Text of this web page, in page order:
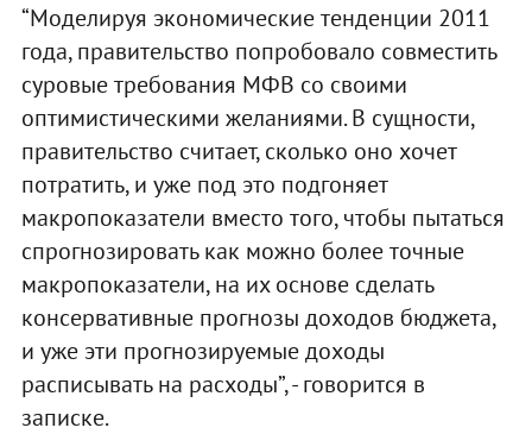
“Моделируя экономические тенденции 2011
года, правительство попробовало совместить
суровые требования МФВ со своими
оптимистическими желаниями. В сущности,
правительство считает, сколько оно хочет
потратить, и уже под это подгоняет
макропоказатели вместо того, чтобы пытаться
спрогнозировать как можно более точные
макропоказатели, на их основе сделать
консервативные прогнозы доходов бюджета,
и уже эти прогнозируемые доходы
расписывать на расходы”, - говорится в
записке.